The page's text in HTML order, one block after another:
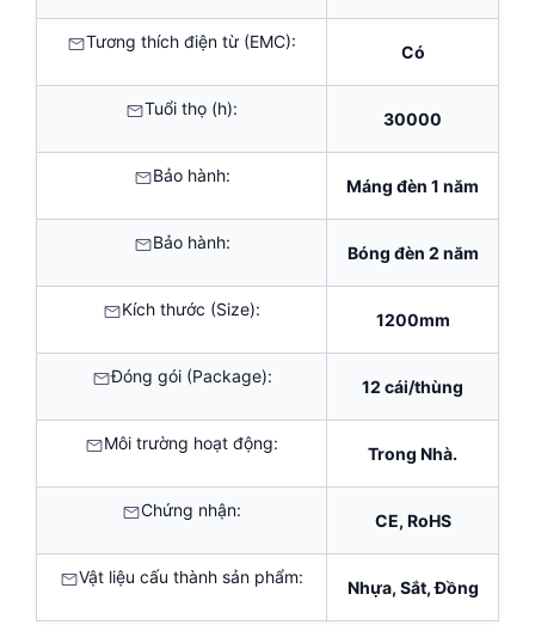
Tương thích điện từ (EMC):
Có
Tuổi thọ (h):
30000
Bảo hành:
Máng đèn 1 năm
Bảo hành:
Bóng đèn 2 năm
Kích thước (Size):
1200mm
Đóng gói (Package):
12 cái/thùng
Môi trường hoạt động:
Trong Nhà.
Chứng nhận:
CE, RoHS
Vật liệu cấu thành sản phẩm:
Nhựa, Sắt, Đồng